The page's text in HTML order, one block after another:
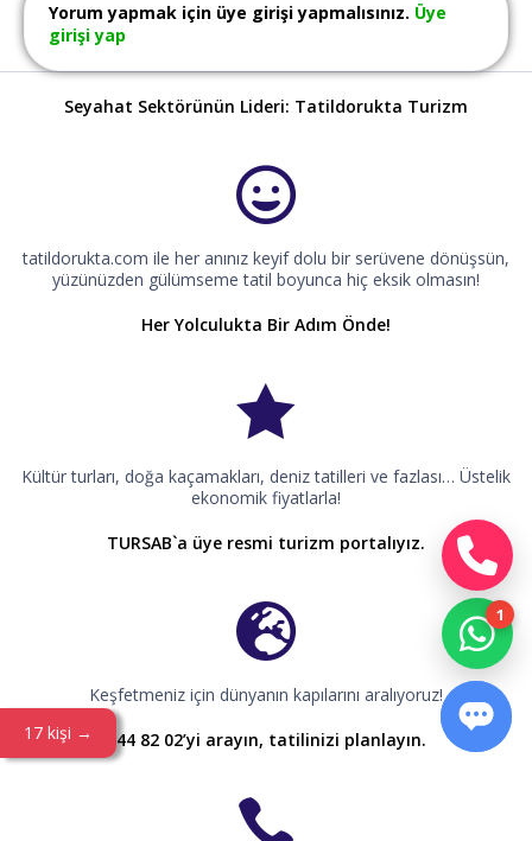
Yorum yapmak için üye girişi yapmalısınız. Üye
girişi yap
Seyahat Sektörünün Lideri: Tatildorukta Turizm
tatildorukta.com ile her anınız keyif dolu bir serüvene dönüşsün,
yüzünüzden gülümseme tatil boyunca hiç eksik olmasın!
Her Yolculukta Bir Adım Önde!
Kültür turları, doğa kaçamakları, deniz tatilleri ve fazlası… Üstelik
ekonomik fiyatlarla!
TURSAB`a üye resmi turizm portalıyız.
Keşfetmeniz için dünyanın kapılarını aralıyoruz!
444 82 02’yi arayın, tatilinizi planlayın.
17 kişi →